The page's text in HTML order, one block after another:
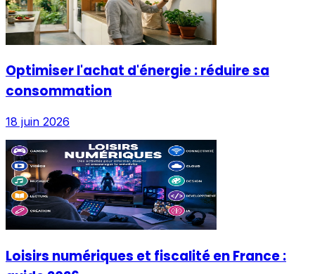
Optimiser l'achat d'énergie : réduire sa
consommation
18 juin 2026
Loisirs numériques et fiscalité en France :